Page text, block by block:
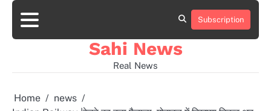
Skip
content
Home
news
viral
sports
desi
Subscription
Sahi News
Real News
Home
news